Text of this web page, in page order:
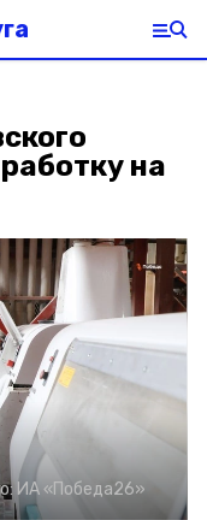
на
ИА «Победа26»